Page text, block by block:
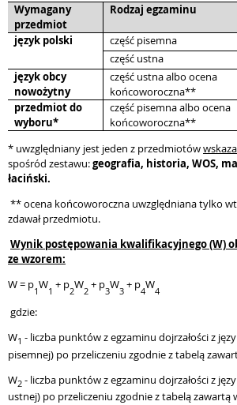
Wymagany
przedmiot
Rodzaj egzaminu
język polski część pisemna
część ustna
język obcy
nowożytny
część ustna albo ocena
końcoworoczna**
przedmiot do
wyboru*
część pisemna albo ocena
końcoworoczna**
* uwzględniany jest jeden z przedmiotów
spośród zestawu:geografia, historia, WOS,
łaciński.
** ocena końcoworoczna uwzględniana tylko
zdawał przedmiotu.
Wynik postępowania kwalifikacyjnego (W)
ze wzorem:
W = p1W1 + p2W2 + p3W3 + p4W4
gdzie:
W1 - liczba punktów z egzaminu dojrzałości z
pisemnej) po przeliczeniu zgodnie z tabelą
W2 - liczba punktów z egzaminu dojrzałości z
ustnej) po przeliczeniu zgodnie z tabelą zawartą